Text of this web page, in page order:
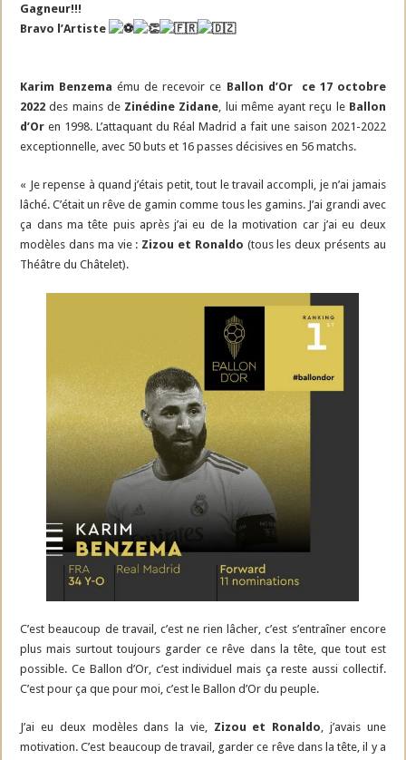
Gagneur!!!
Bravo l’Artiste
Karim Benzema ému de recevoir ce Ballon d’Or
ce 17 octobre
2022 des mains de Zinédine Zidane, lui même ayant reçu le Ballon
d’Or en 1998. L’attaquant du Réal Madrid a fait une saison 2021-2022
exceptionnelle, avec 50 buts et 16 passes décisives en 56 matchs.
« Je repense à quand j’étais petit, tout le travail accompli, je n’ai jamais
lâché. C’était un rêve de gamin comme tous les gamins. J’ai grandi avec
ça dans ma tête puis après j’ai eu de la motivation car j’ai eu deux
modèles dans ma vie : Zizou et Ronaldo (tous les deux présents au
Théâtre du Châtelet).
C’est beaucoup de travail, c’est ne rien lâcher, c’est s’entraîner encore
plus mais surtout toujours garder ce rêve dans la tête, que tout est
possible. Ce Ballon d’Or, c’est individuel mais ça reste aussi collectif.
C’est pour ça que pour moi, c’est le Ballon d’Or du peuple.
J’ai eu deux modèles dans la vie, Zizou et Ronaldo, j’avais une
motivation. C’est beaucoup de travail, garder ce rêve dans la tête, il y a